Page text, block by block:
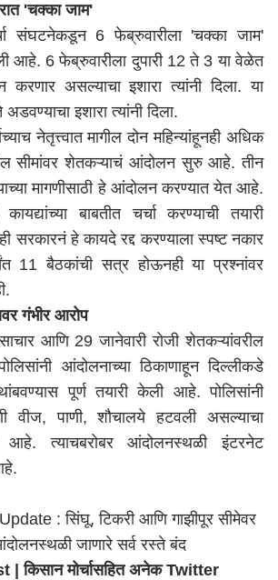
'चक्का जाम'
संघटनेकडून 6 फेब्रुवारीला 'चक्का जाम'
आहे. 6 फेब्रुवारीला दुपारी 12 ते 3 या वेळेत
करणार असल्याचा इशारा त्यांनी दिला. या
इशारा त्यांनी दिला.
नेतृत्त्वात मागील दोन महिन्यांहूनही अधिक
सीमांवर शेतकऱ्याचं आंदोलन सुरु आहे. तीन
मागणीसाठी हे आंदोलन करण्यात येत आहे.
बाबतीत चर्चा करण्याची तयारी
सरकारनं हे कायदे रद्द करण्याला स्पष्ट नकार
11 बैठकांची सत्र होऊनही या प्रश्नांवर
गंभीर आरोप
आणि 29 जानेवारी रोजी शेतकऱ्यांवरील
आंदोलनाच्या ठिकाणाहून दिल्लीकडे
पूर्ण तयारी केली आहे. पोलिसांनी
वीज, पाणी, शौचालये हटवली असल्याचा
आहे. त्याचबरोबर आंदोलनस्थळी इंटरनेट
: सिंघू, टिकरी आणि गाझीपूर सीमेवर
जाणारे सर्व रस्ते बंद
किसान मोर्चासहित अनेक Twitter